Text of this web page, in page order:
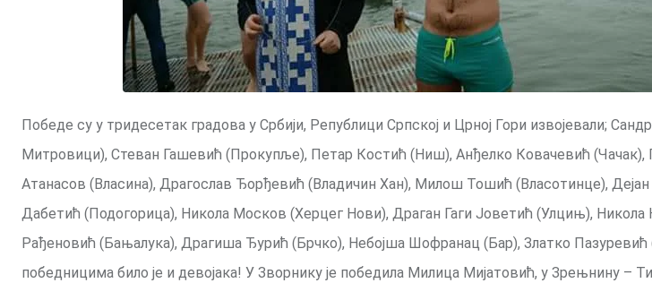
Победе су у тридесетак градова у Србији, Републици Српској и Црној Гори извојевали;
Митровици), Стеван Гашевић (Прокупље), Петар Костић (Ниш), Анђелко Ковачевић (Чачак),
Атанасов (Власина), Драгослав Ђорђевић (Владичин Хан), Милош Тошић (Власотинце),
Дабетић (Подогорица), Никола Москов (Херцег Нови), Драган Гаги Јоветић (Улцињ),
Рађеновић (Бањалука), Драгиша Ђурић (Брчко), Небојша Шофранац (Бар), Златко
победницима било је и девојака! У Зворнику је победила Милица Мијатовић, у Зрењнину –